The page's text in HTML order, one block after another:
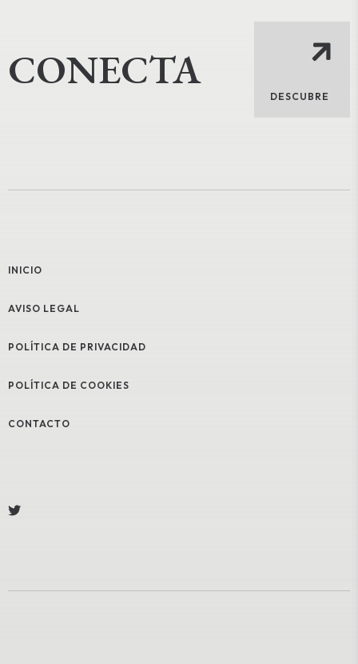
CONECTA
DESCUBRE
INICIO
AVISO LEGAL
POLÍTICA DE PRIVACIDAD
POLÍTICA DE COOKIES
CONTACTO